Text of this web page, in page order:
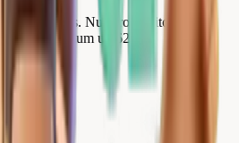
en 3 meses. Nuestro carrito medio
premium un 62%.